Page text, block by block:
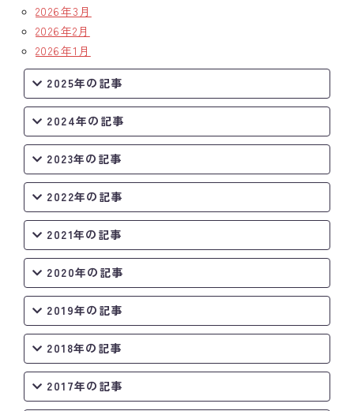
2026年3月
2026年2月
2026年1月
2025年の記事
2024年の記事
2023年の記事
2022年の記事
2021年の記事
2020年の記事
2019年の記事
2018年の記事
2017年の記事